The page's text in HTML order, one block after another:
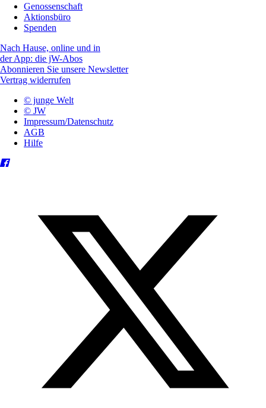
Genossenschaft
Aktionsbüro
Spenden
Nach Hause, online und in
der App: die jW-Abos
Abonnieren Sie unsere Newsletter
Vertrag widerrufen
© junge Welt
© JW
Impressum/Datenschutz
AGB
Hilfe